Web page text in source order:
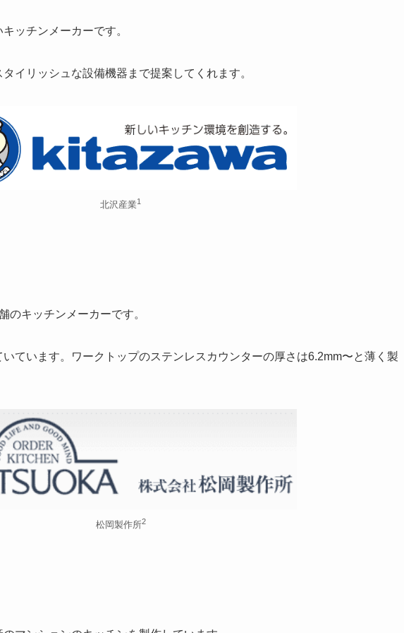
ッチンメーカーです。
イリッシュな設備機器まで提案してくれます。
北沢産業1
のキッチンメーカーです。
ています。ワークトップのステンレスカウンターの厚さは6.2mm〜と薄く製
松岡製作所2